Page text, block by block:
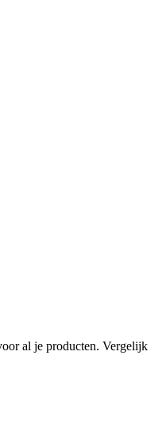
al je producten. Vergelijk